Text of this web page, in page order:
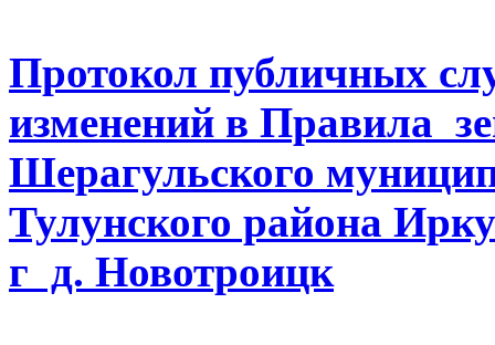
Протокол публичных
изменений в Правила
Шерагульского
Тулунского района
г д. Новотроицк